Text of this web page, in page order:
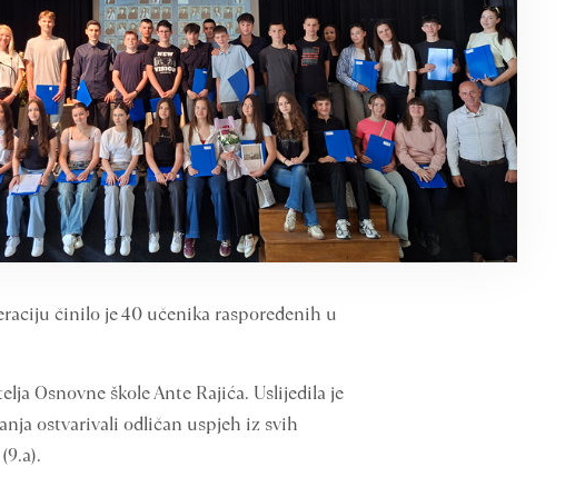
činilo je 40 učenika raspoređenih u
Osnovne škole Ante Rajića. Uslijedila je
ostvarivali odličan uspjeh iz svih